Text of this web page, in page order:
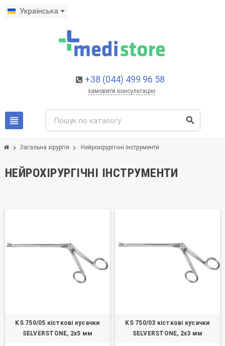
Українська
+38 (044) 499 96 58
замовити консультацію
view_headline search
chevron_right Загальна хірургія chevron_right Нейрохірургічні інструменти
НЕЙРОХІРУРГІЧНІ ІНСТРУМЕНТИ
KS 750/05 кісткові кусачки
SELVERSTONE, 2х5 мм
KS 750/03 кісткові кусачки
SELVERSTONE, 2х3 мм